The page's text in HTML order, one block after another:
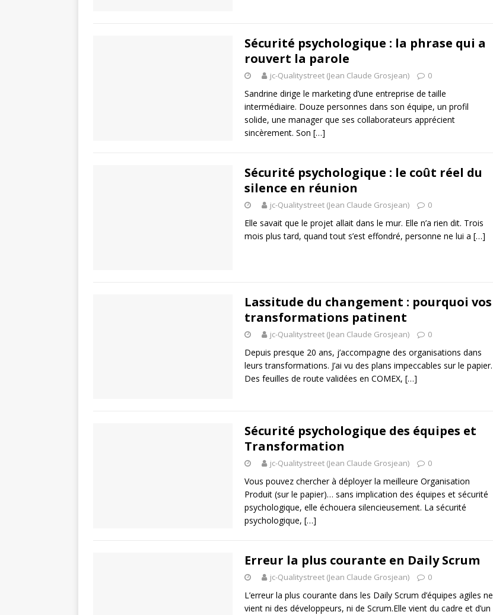
Sécurité psychologique : la phrase qui a
rouvert la parole
jc-Qualitystreet (Jean Claude Grosjean) 0
Sandrine dirige le marketing d’une entreprise de taille
intermédiaire. Douze personnes dans son équipe, un profil
solide, une manager que ses collaborateurs apprécient
sincèrement. Son […]
Sécurité psychologique : le coût réel du
silence en réunion
jc-Qualitystreet (Jean Claude Grosjean) 0
Elle savait que le projet allait dans le mur. Elle n’a rien dit. Trois
mois plus tard, quand tout s’est effondré, personne ne lui a […]
Lassitude du changement : pourquoi vos
transformations patinent
jc-Qualitystreet (Jean Claude Grosjean) 0
Depuis presque 20 ans, j’accompagne des organisations dans
leurs transformations. J’ai vu des plans impeccables sur le papier.
Des feuilles de route validées en COMEX, […]
Sécurité psychologique des équipes et
Transformation
jc-Qualitystreet (Jean Claude Grosjean) 0
Vous pouvez chercher à déployer la meilleure Organisation
Produit (sur le papier)… sans implication des équipes et sécurité
psychologique, elle échouera silencieusement. La sécurité
psychologique, […]
Erreur la plus courante en Daily Scrum
jc-Qualitystreet (Jean Claude Grosjean) 0
L’erreur la plus courante dans les Daily Scrum d’équipes agiles ne
vient ni des développeurs, ni de Scrum.Elle vient du cadre et d’un